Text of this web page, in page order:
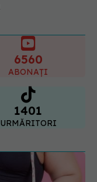
6560
ABONAȚI
1401
URMĂRITORI